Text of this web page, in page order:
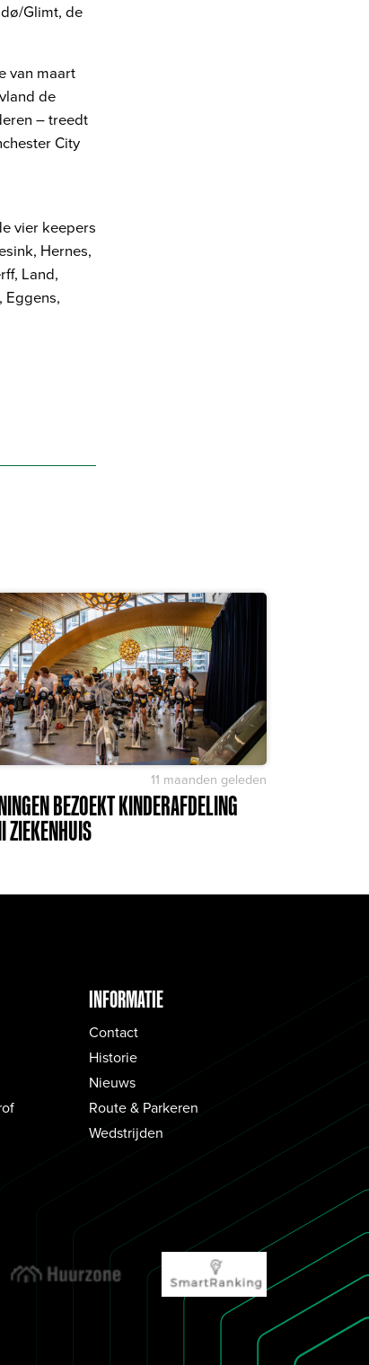
Glimt, de
van maart
de
– treedt
City
vier keepers
Hernes,
Land,
Eggens,
11 maanden geleden
BEZOEKT KINDERAFDELING
ZIEKENHUIS
INFORMATIE
Contact
Historie
Nieuws
Route & Parkeren
Wedstrijden